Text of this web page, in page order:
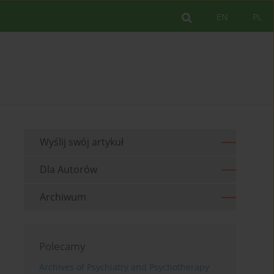
PL
EN
Wyślij swój artykuł
Dla Autorów
Archiwum
Polecamy
Archives of Psychiatry and Psychotherapy